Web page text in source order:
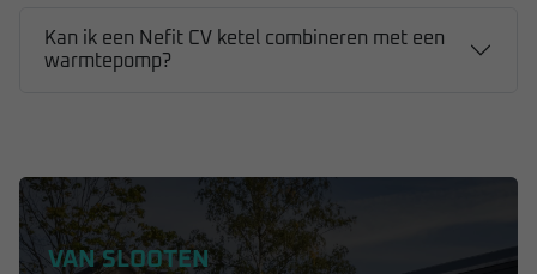
Kan ik een Nefit CV ketel combineren met een
warmtepomp?
VAN SLOOTEN